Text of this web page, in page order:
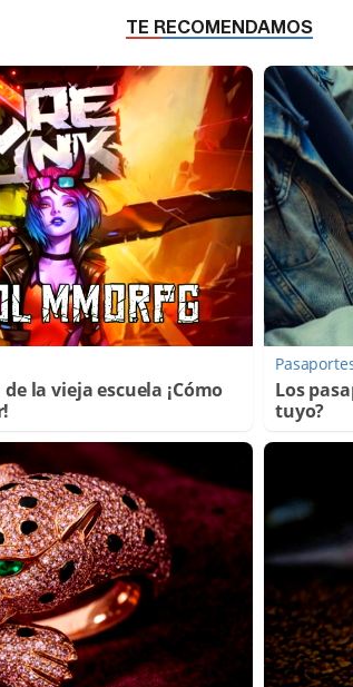
la vieja escuela ¡Cómo
Los
tuyo?